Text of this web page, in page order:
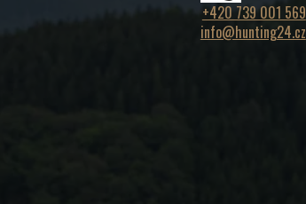
+420 739 001 569
info@hunting24.cz